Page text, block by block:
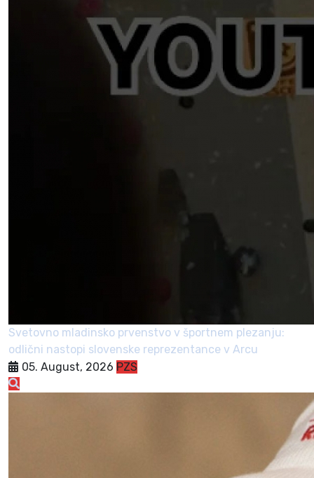
Svetovno mladinsko prvenstvo v športnem plezanju:
odlični nastopi slovenske reprezentance v Arcu
05. August, 2026 PZS